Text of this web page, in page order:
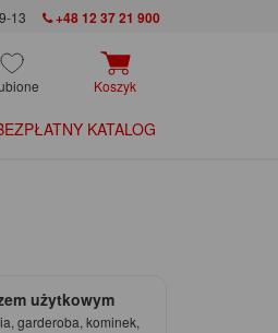
13 +48 12 37 21 900
Koszyk
KATALOG
użytkowym
garderoba, kominek,